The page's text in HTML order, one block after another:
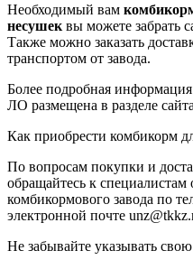
Необходимый вам
несушек вы можете забрать
Также можно заказать
транспортом от завода.
Более подробная
ЛО размещена в разделе сайта
Как приобрести комбикорм
По вопросам покупки и
обращайтесь к специалистам
комбикормового завода по
электронной почте
Не забывайте указывать